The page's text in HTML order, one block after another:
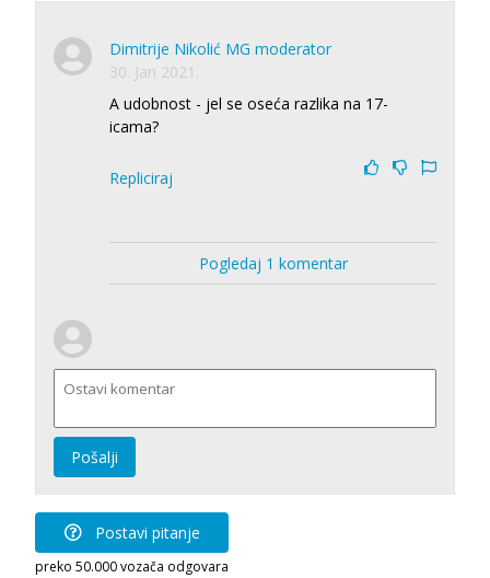
Dimitrije Nikolić MG moderator
30. Jan 2021.
A udobnost - jel se oseća razlika na 17-
icama?
Repliciraj
Pogledaj 1 komentar
Pošalji
Postavi pitanje
preko 50.000 vozača odgovara